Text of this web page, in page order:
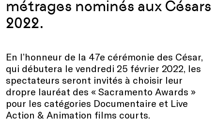
métrages nominés aux Césars
2022.
En l’honneur de la 47e cérémonie des César,
qui débutera le vendredi 25 février 2022, les
spectateurs seront invités à choisir leur
dropre lauréat des « Sacramento Awards »
pour les catégories Documentaire et Live
Action & Animation films courts.